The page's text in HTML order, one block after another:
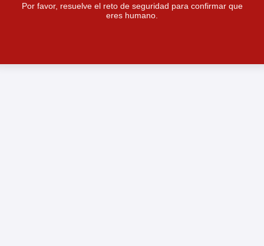
Por favor, resuelve el reto de seguridad para confirmar que
eres humano.